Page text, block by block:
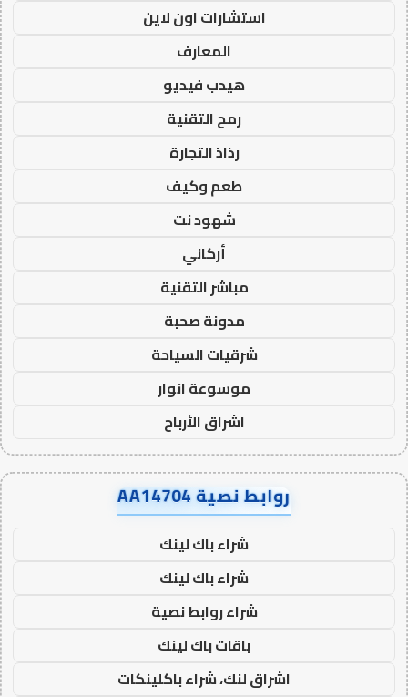
استشارات اون لاين
المعارف
هيدب فيديو
رمح التقنية
رذاذ التجارة
طعم وكيف
شهود نت
أركاني
مباشر التقنية
مدونة صحبة
شرقيات السياحة
موسوعة انوار
اشراق الأرباح
روابط نصية AA14704
شراء باك لينك
شراء باك لينك
شراء روابط نصية
باقات باك لينك
اشراق لنك، شراء باكلينكات